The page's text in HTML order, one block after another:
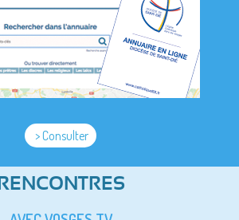
> Consulter
RENCONTRES